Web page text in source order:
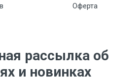
Оферта
рассылка об
и новинках